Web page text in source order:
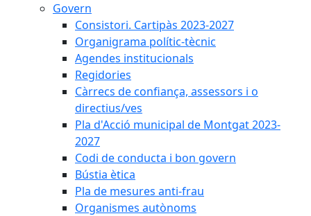
Govern
Consistori. Cartipàs 2023-2027
Organigrama polític-tècnic
Agendes institucionals
Regidories
Càrrecs de confiança, assessors i o
directius/ves
Pla d'Acció municipal de Montgat 2023-
2027
Codi de conducta i bon govern
Bústia ètica
Pla de mesures anti-frau
Organismes autònoms